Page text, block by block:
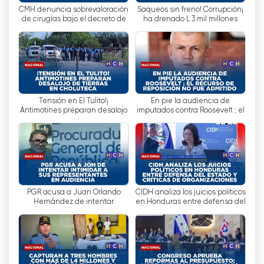
في الختام ، قناة Hable Como Habla هي قناة
تلفزيونية تقدم الأخبار والترفيه والرياضة والشجب. على
الرغم من الانتقادات التي تلقتها القناة بسبب أسلوبها
المثير ، إلا أنها استطاعت أن تكسب استحسان العديد من
المشاهدين بفضل محتواها المتنوع والجذاب. بالإضافة
إلى ذلك ، فإن كونه يوفر إمكانية مشاهدة التلفزيون على
الإنترنت مجانًا قد أتاح لكثير من الأشخاص دون الوصول
إلى التلفزيون التقليدي الاستمتاع ببرامج القناة.
HCH Televisión شاهد البث المباشر الآن عبر
الإنترنت
¡Saqueos sin freno! Corrupción
ha drenado L 3 mil millones
el CNA
CMH denuncia sobrevaloración
de cirugías bajo el decreto de
En pie la audiencia de
imputados contra Roosevelt ; el
admitido
¡Tensión en El Tulito!
Antimotines preparan desalojo
CIDH analiza los juicios políticos
en Honduras entre defensa del
organizaciones
PGR acusa a Juan Orlando
Hernández de intentar
en audiencia